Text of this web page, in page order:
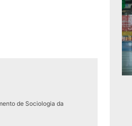
de Sociologia da